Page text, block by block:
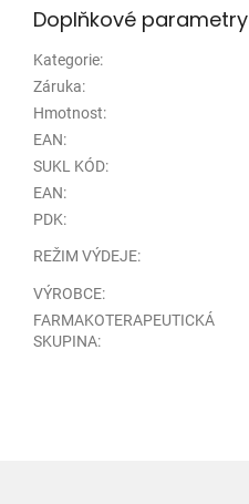
Doplňkové parametry
Kategorie:
Záruka:
Hmotnost:
EAN:
SUKL KÓD:
EAN:
PDK:
REŽIM VÝDEJE:
VÝROBCE:
FARMAKOTERAPEUTICKÁ
SKUPINA: